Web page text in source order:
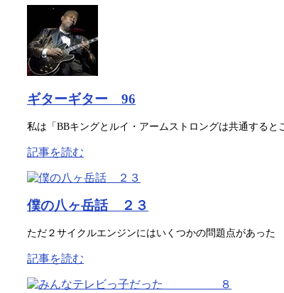
ギターギター 96
私は「BBキングとルイ・アームストロングは共通する
記事を読む
僕の八ヶ岳話 ２３
ただ２サイクルエンジンにはいくつかの問題点があっ
記事を読む